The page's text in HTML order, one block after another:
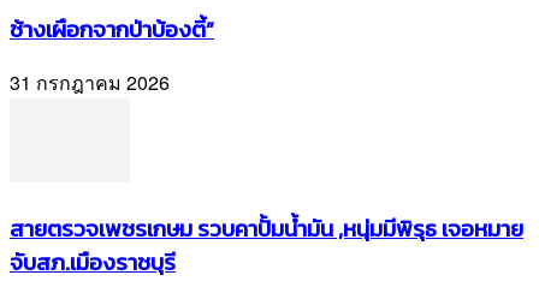
ช้างเผือกจากป่าบ้องตี้”
31 กรกฎาคม 2026
สายตรวจเพชรเกษม รวบคาปั้มน้ำมัน ,หนุ่มมีพิรุธ เจอหมาย
จับสภ.เมืองราชบุรี